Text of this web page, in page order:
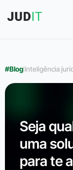
#BloglInteligência
Seja
uma
para te